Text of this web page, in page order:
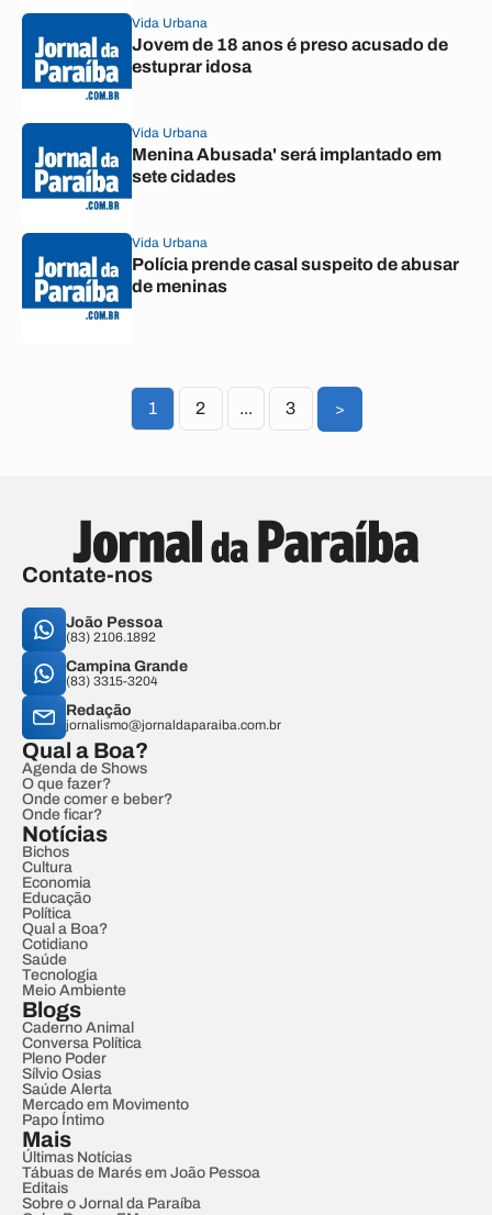
Vida Urbana
Jovem de 18 anos é preso acusado de
estuprar idosa
Vida Urbana
Menina Abusada' será implantado em
sete cidades
Vida Urbana
Polícia prende casal suspeito de abusar
de meninas
1 2 ... 3 >
Contate-nos
João Pessoa
(83) 2106.1892
Campina Grande
(83) 3315-3204
Redação
jornalismo@jornaldaparaiba.com.br
Qual a Boa?
Agenda de Shows
O que fazer?
Onde comer e beber?
Onde ficar?
Notícias
Bichos
Cultura
Economia
Educação
Política
Qual a Boa?
Cotidiano
Saúde
Tecnologia
Meio Ambiente
Blogs
Caderno Animal
Conversa Política
Pleno Poder
Sílvio Osias
Saúde Alerta
Mercado em Movimento
Papo Íntimo
Mais
Últimas Notícias
Tábuas de Marés em João Pessoa
Editais
Sobre o Jornal da Paraíba